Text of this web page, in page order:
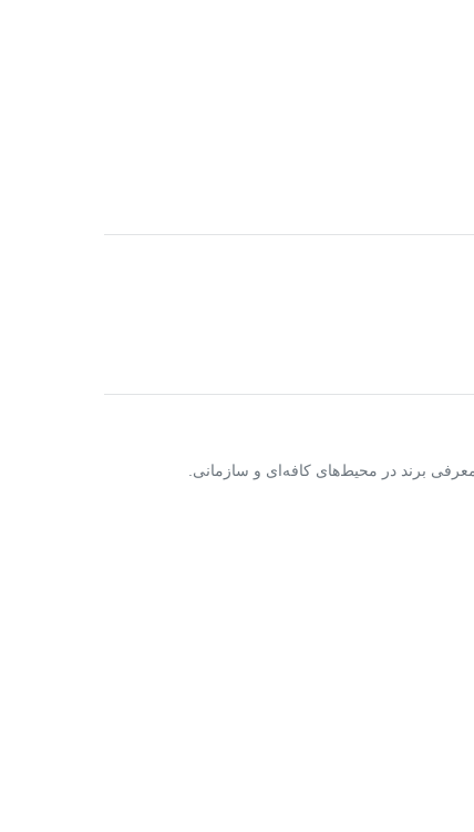
برند در محیط‌های کافه‌ای و سازمانی.